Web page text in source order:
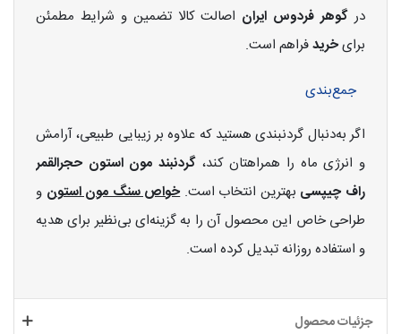
در گوهر فردوس ایران اصالت کالا تضمین و شرایط مطمئن
برایخریدفراهم است.
جمع‌بندی
اگر به‌دنبال گردنبندی هستید که علاوه بر زیبایی طبیعی، آرامش
و انرژی ماه را همراهتان کند، گردنبند مون استون حجرالقمر
راف چیپسی بهترین انتخاب است.خواص سنگ مون استون و
طراحی خاص این محصول آن را به گزینه‌ای بی‌نظیر برای هدیه
و استفاده روزانه تبدیل کرده است.
جزئیات محصول